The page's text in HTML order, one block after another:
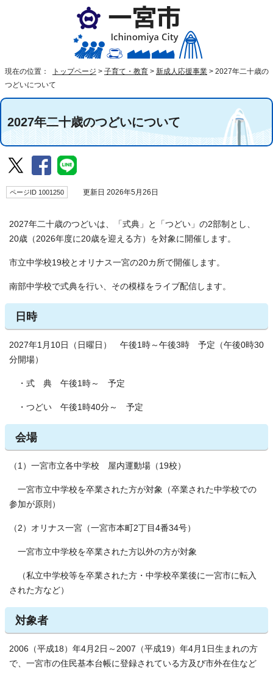
現在の位置： トップページ > 子育て・教育 > 新成人応援事業 > 2027年二十歳の
つどいについて
2027年二十歳のつどいについて
ページID 1001250 更新日 2026年5月26日
2027年二十歳のつどいは、「式典」と「つどい」の2部制とし、
20歳（2026年度に20歳を迎える方）を対象に開催します。
市立中学校19校とオリナス一宮の20カ所で開催します。
南部中学校で式典を行い、その模様をライブ配信します。
日時
2027年1月10日（日曜日） 午後1時～午後3時 予定（午後0時30
分開場）
・式 典 午後1時～ 予定
・つどい 午後1時40分～ 予定
会場
（1）一宮市立各中学校 屋内運動場（19校）
一宮市立中学校を卒業された方が対象（卒業された中学校での
参加が原則）
（2）オリナス一宮（一宮市本町2丁目4番34号）
一宮市立中学校を卒業された方以外の方が対象
（私立中学校等を卒業された方・中学校卒業後に一宮市に転入
された方など）
対象者
2006（平成18）年4月2日～2007（平成19）年4月1日生まれの方
で、一宮市の住民基本台帳に登録されている方及び市外在住など